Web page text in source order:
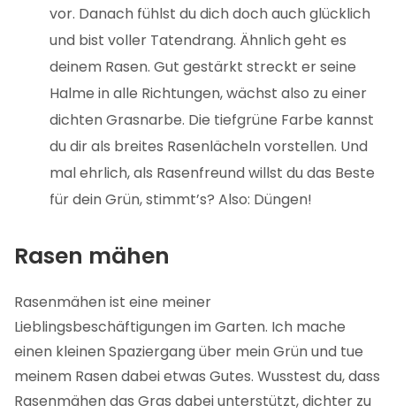
vor. Danach fühlst du dich doch auch glücklich
und bist voller Tatendrang. Ähnlich geht es
deinem Rasen. Gut gestärkt streckt er seine
Halme in alle Richtungen, wächst also zu einer
dichten Grasnarbe. Die tiefgrüne Farbe kannst
du dir als breites Rasenlächeln vorstellen. Und
mal ehrlich, als Rasenfreund willst du das Beste
für dein Grün, stimmt’s? Also: Düngen!
Rasen mähen
Rasenmähen ist eine meiner
Lieblingsbeschäftigungen im Garten. Ich mache
einen kleinen Spaziergang über mein Grün und tue
meinem Rasen dabei etwas Gutes. Wusstest du, dass
Rasenmähen das Gras dabei unterstützt, dichter zu